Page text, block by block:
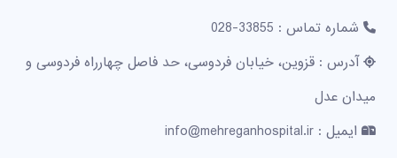
شماره تماس : 33855-028
آدرس : قزوین، خیابان فردوسی، حد فاصل چهارراه فردوسی و
میدان عدل
ایمیل : info@mehreganhospital.ir